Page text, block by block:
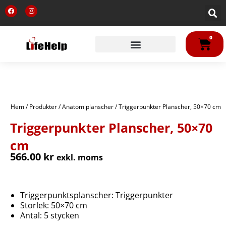
Hoppa
till
innehåll
F
a
c
e
I
n
s
t
g
r
a
0
Hem/Produkter/Anatomiplanscher/ Triggerpunkter Planscher, 50×70 cm
Triggerpunkter Planscher, 50×70
cm
566.00 kr exkl. moms
Triggerpunktsplanscher: Triggerpunkter
Storlek: 50×70 cm
Antal: 5 stycken